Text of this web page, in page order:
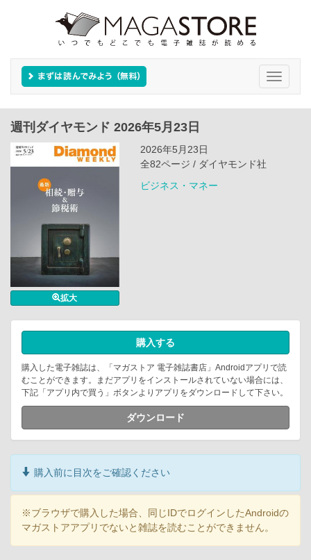
Toggle
週刊ダイヤモンド 2026年5月23日
拡大
2026年5月23日
全82ページ / ダイヤモンド社
ビジネス・マネー
購入する
購入した電子雑誌は、「マガストア 電子雑誌書店」Androidアプリで読
むことができます。まだアプリをインストールされていない場合には、
下記「アプリ内で買う」ボタンよりアプリをダウンロードして下さい。
ダウンロード
購入前に目次をご確認ください
※ブラウザで購入した場合、同じIDでログインしたAndroidの
マガストアアプリでないと雑誌を読むことができません。